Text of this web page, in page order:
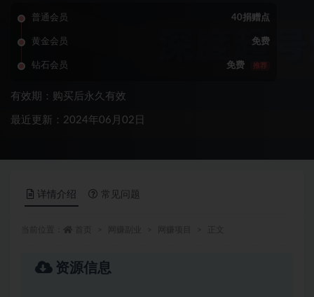
普通会员 40捐赠点
黄金会员 免费
钻石会员 免费 推荐
有效期：购买后永久有效
最近更新：2024年06月02日
详情介绍 常见问题
资源信息